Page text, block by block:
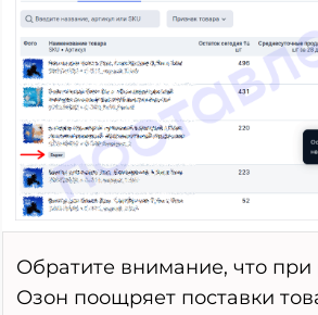
Обратите внимание, что при
Озон поощряет поставки